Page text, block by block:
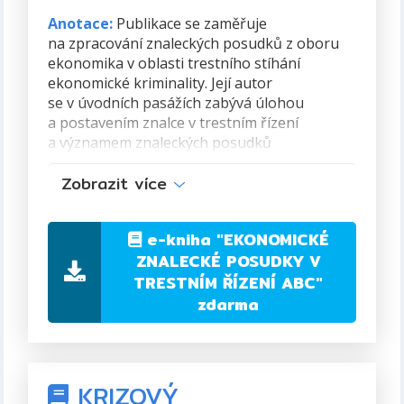
Anotace:Publikace se zaměřuje
na zpracování znaleckých posudků z oboru
ekonomika v oblasti trestního stíhání
ekonomické kriminality. Její autor
se v úvodních pasážích zabývá úlohou
a postavením znalce v trestním řízení
a významem znaleckých posudků
a další ekonomické trestné činnosti. Právě
neustálým vývojem, a proto autor celý text
postavil na velkém množství praktických
příkladů a rovněž judikátů vztahujících
se k této oblasti.
Publikace si klade za cíl podat ucelený
přehled o postupu zadání znaleckých
v trestním řízení se znalci a rovněž
o samotném způsobu zpracování
Zobrazit více
e-kniha "EKONOMICKÉ
ZNALECKÉ POSUDKY V
TRESTNÍM ŘÍZENÍ ABC"
zdarma
KRIZOVÝ